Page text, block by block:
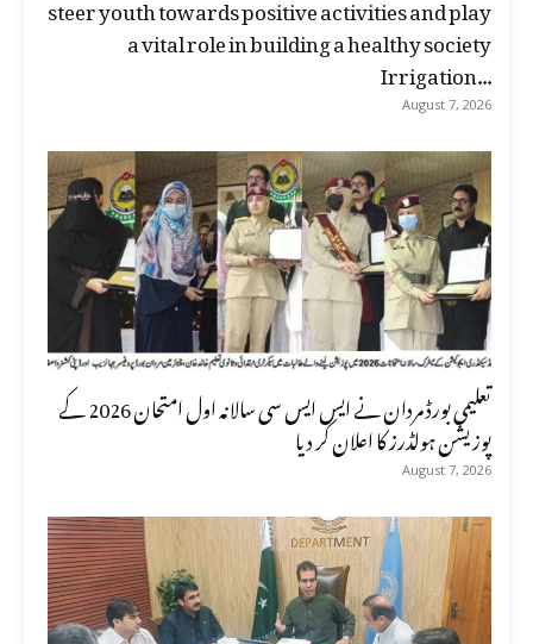
a vital role in building a healthy society
Irrigation...
August 7, 2026
تعلیمی بورڈ مردان نے ایس ایس سی سالانہ اول امتحان 2026 کے
پوزیشن ہولڈرز کا اعلان کر دیا
August 7, 2026